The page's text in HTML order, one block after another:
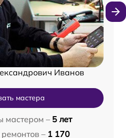
Иванов
мастера
мастером – 5 лет
– 1 170